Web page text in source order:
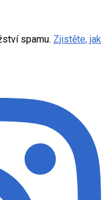
spamu. Zjistěte, jak